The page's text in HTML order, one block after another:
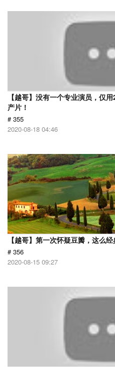
【越哥】没有一个专业演员，仅
产片！
# 355
2020-08-18 04:46
【越哥】第一次怀疑豆瓣，这么
# 356
2020-08-15 09:27